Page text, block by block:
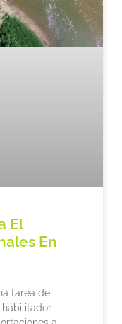
El
En
tarea de
habilitador